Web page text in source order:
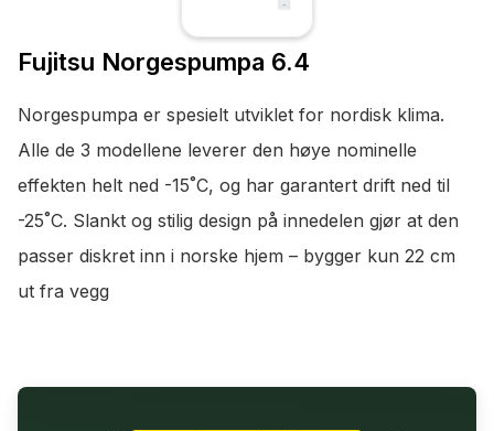
Fujitsu Norgespumpa 6.4
Norgespumpa er spesielt utviklet for nordisk klima.
Alle de 3 modellene leverer den høye nominelle
effekten helt ned -15˚C, og har garantert drift ned til
-25˚C. Slankt og stilig design på innedelen gjør at den
passer diskret inn i norske hjem – bygger kun 22 cm
ut fra vegg